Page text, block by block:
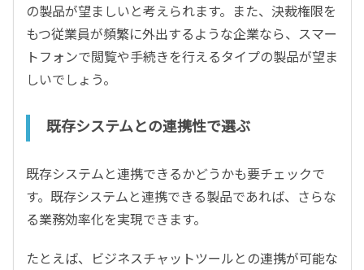
の製品が望ましいと考えられます。また、決裁権限を
もつ従業員が頻繁に外出するような企業なら、スマー
トフォンで閲覧や手続きを行えるタイプの製品が望ま
しいでしょう。
既存システムとの連携性で選ぶ
既存システムと連携できるかどうかも要チェックで
す。既存システムと連携できる製品であれば、さらな
る業務効率化を実現できます。
たとえば、ビジネスチャットツールとの連携が可能な